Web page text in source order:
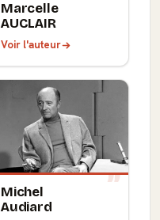
Marcelle
AUCLAIR
Voir l'auteur
Michel
Audiard